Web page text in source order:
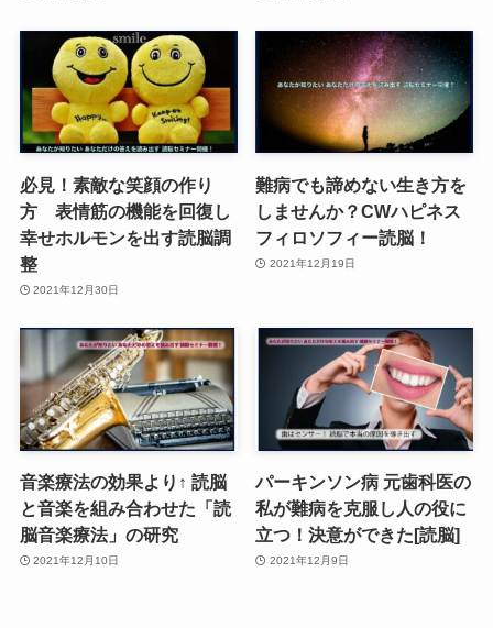
必見！素敵な笑顔の作り
方 表情筋の機能を回復し
幸せホルモンを出す読脳調
整
2021年12月30日
難病でも諦めない生き方を
しませんか？CWハピネス
フィロソフィー読脳！
2021年12月19日
音楽療法の効果より↑ 読脳
と音楽を組み合わせた「読
脳音楽療法」の研究
2021年12月10日
パーキンソン病 元歯科医の
私が難病を克服し人の役に
立つ！決意ができた[読脳]
2021年12月9日